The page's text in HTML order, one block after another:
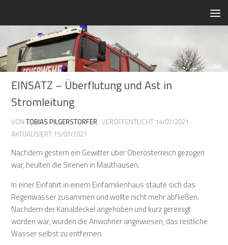
EINSATZ – Überflutung und Ast in
Stromleitung
VONTOBIAS PILGERSTORFER · VERÖFFENTLICHT 14/07/2021 ·
AKTUALISIERT 15/07/2021
Nachdem gestern ein Gewitter über Oberösterreich gezogen
war, heulten die Sirenen in Mauthausen.
In einer Einfahrt in einem Einfamilienhaus staute sich das
Regenwasser zusammen und wollte nicht mehr abfließen.
Nachdem der Kanaldeckel angehoben und kurz gereinigt
worden war, wurden die Anwohner angewiesen, das restliche
Wasser selbst zu entfernen.